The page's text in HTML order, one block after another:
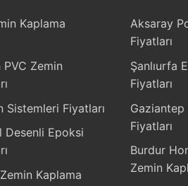
Kaplama
Zemin
Sistemleri Fiyatları
Epoksi
Kaplama
Aksaray
Fiyatları
Şanlıurfa
Fiyatları
Gaziantep
Fiyatları
Burdur
Zemin